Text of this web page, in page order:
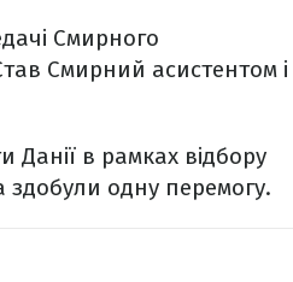
Смирного
Смирний асистентом і
Данії в рамках відбору
здобули одну перемогу.